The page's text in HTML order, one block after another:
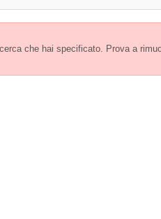
che hai specificato. Prova a